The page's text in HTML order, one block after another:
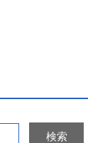
検索